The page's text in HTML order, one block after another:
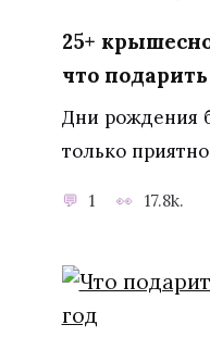
25+
что
Дни рождения
только
1 17.8k.